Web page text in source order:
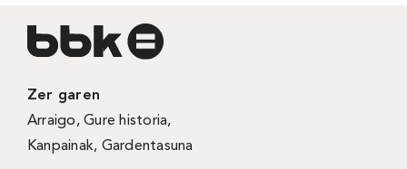
Zer garen
Arraigo,Gure historia,
Kanpainak, Gardentasuna